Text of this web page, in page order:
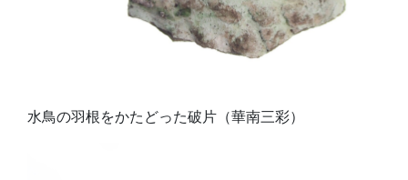
水鳥の羽根をかたどった破片（華南三彩）